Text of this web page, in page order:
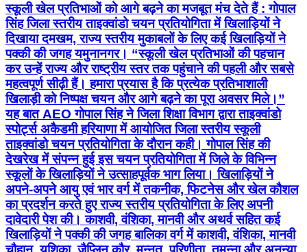
स्कूली खेल प्रतिभाओं को आगे बढ़ने का मजबूत मंच देते हैं : गोपाल
सिंह जिला स्तरीय ताइक्वांडो चयन प्रतियोगिता में खिलाड़ियों ने
दिखाया दमखम, राज्य स्तरीय मुकाबलों के लिए कई खिलाड़ियों ने
पक्की की जगह यमुनानगर। “स्कूली खेल प्रतिभाओं की पहचान
कर उन्हें राज्य और राष्ट्रीय स्तर तक पहुंचाने की पहली और सबसे
महत्वपूर्ण सीढ़ी हैं। हमारा प्रयास है कि प्रत्येक प्रतिभाशाली
खिलाड़ी को निष्पक्ष चयन और आगे बढ़ने का पूरा अवसर मिले।”
यह बात AEO गोपाल सिंह ने जिला शिक्षा विभाग द्वारा ताइक्वांडो
स्पोर्ट्स अकैडमी हरियाणा में आयोजित जिला स्तरीय स्कूली
ताइक्वांडो चयन प्रतियोगिता के दौरान कही। गोपाल सिंह की
देखरेख में संपन्न हुई इस चयन प्रतियोगिता में जिले के विभिन्न
स्कूलों के खिलाड़ियों ने उत्साहपूर्वक भाग लिया। खिलाड़ियों ने
अपने-अपने आयु एवं भार वर्ग में तकनीक, फिटनेस और खेल कौशल
का प्रदर्शन करते हुए राज्य स्तरीय प्रतियोगिता के लिए अपनी
दावेदारी पेश की। काशवी, वंशिका, मानवी और अथर्व सहित कई
खिलाड़ियों ने पक्की की जगह बालिका वर्ग में काशवी, वंशिका, मानवी